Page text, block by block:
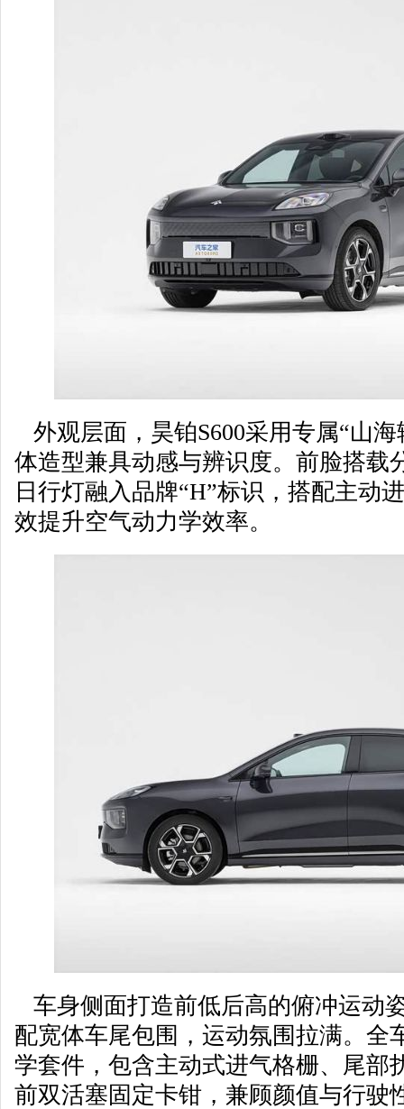
外观层面，昊铂S600采用专属“山
体造型兼具动感与辨识度。前脸搭载
日行灯融入品牌“H”标识，搭配主动
效提升空气动力学效率。
车身侧面打造前低后高的俯冲运动
配宽体车尾包围，运动氛围拉满。全
学套件，包含主动式进气格栅、尾部
前双活塞固定卡钳，兼顾颜值与行驶